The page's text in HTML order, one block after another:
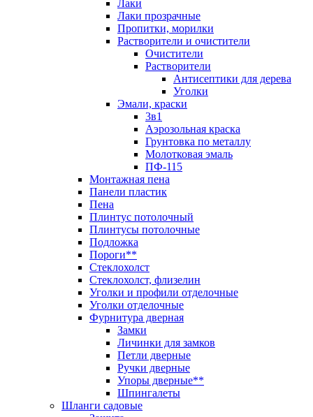
Лаки
Лаки прозрачные
Пропитки, морилки
Растворители и очистители
Очистители
Растворители
Антисептики для дерева
Уголки
Эмали, краски
3в1
Аэрозольная краска
Грунтовка по металлу
Молотковая эмаль
ПФ-115
Монтажная пена
Панели пластик
Пена
Плинтус потолочный
Плинтусы потолочные
Подложка
Пороги**
Стеклохолст
Стеклохолст, флизелин
Уголки и профили отделочные
Уголки отделочные
Фурнитура дверная
Замки
Личинки для замков
Петли дверные
Ручки дверные
Упоры дверные**
Шпингалеты
Шланги садовые